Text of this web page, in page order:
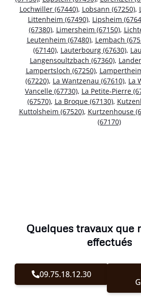
Lochwiller (67440), Lobsann (67250),
Littenheim (67490), Lipsheim
(67380), Limersheim (67150),
Leutenheim (67480), Lembach
(67140), Lauterbourg (67630),
Langensoultzbach (67360),
Lampertsloch (67250),
(67220), La Wantzenau (67610), La
Vancelle (67730), La Petite-Pierre
(67570), La Broque (67130),
Kuttolsheim (67520), Kurtzenhouse
(67170)
Quelques travaux que
effectués
09.75.18.12.30